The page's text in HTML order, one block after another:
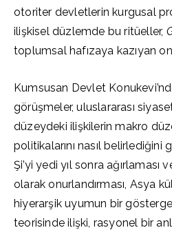
otoriter devletlerin kurgusal
ilişkisel düzlemde bu ritüeller,
toplumsal hafızaya kazıyan
Kumsusan Devlet
görüşmeler, uluslararası
düzeydeki ilişkilerin makro
politikalarını nasıl belirlediğini
Şi’yi yedi yıl sonra ağırlaması
olarak onurlandırması, Asya
hiyerarşik uyumun bir
teorisinde ilişki, rasyonel bir